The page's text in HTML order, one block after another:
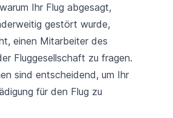
Ihr Flug abgesagt,
gestört wurde,
einen Mitarbeiter des
Fluggesellschaft zu fragen.
sind entscheidend, um Ihr
für den Flug zu